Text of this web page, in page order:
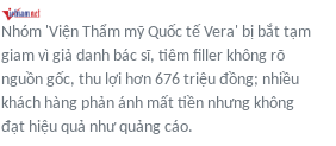
Nhóm 'Viện Thẩm mỹ Quốc tế Vera' bị bắt tạm
giam vì giả danh bác sĩ, tiêm filler không rõ
nguồn gốc, thu lợi hơn 676 triệu đồng; nhiều
khách hàng phản ánh mất tiền nhưng không
đạt hiệu quả như quảng cáo.